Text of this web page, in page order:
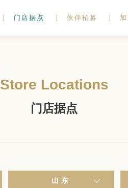
门店据点 伙伴招募
Store Locations
门店据点
山东